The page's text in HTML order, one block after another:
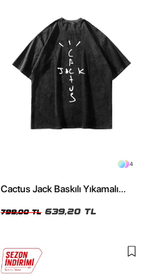
4
Cactus Jack Baskılı Yıkamalı
799,00 TL 639,20 TL